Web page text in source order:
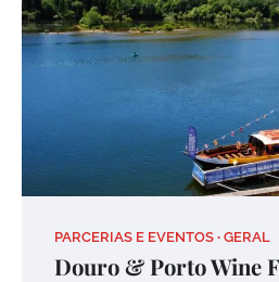
PARCERIAS E EVENTOS GERAL
Douro & Porto Wine